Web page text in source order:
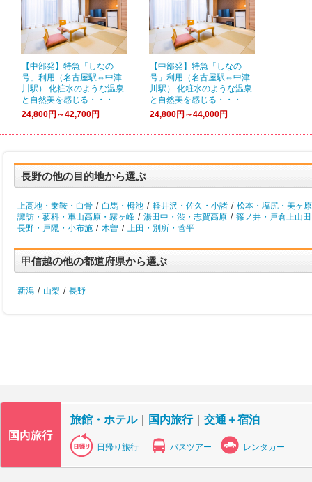
【中部発】特急「しなの
号」利用（名古屋駅⇔中津
川駅） 化粧水のような温泉
と自然美を感じる・・・
24,800円～42,700円
【中部発】特急「しなの
号」利用（名古屋駅⇔中津
川駅） 化粧水のような温泉
と自然美を感じる・・・
24,800円～44,000円
長野の他の目的地から選ぶ
上高地・乗鞍・白骨 / 白馬・栂池 / 軽井沢・佐久・小諸 / 松本・塩尻・美ヶ原
諏訪・蓼科・車山高原・霧ヶ峰 / 湯田中・渋・志賀高原 / 篠ノ井・戸倉上山田
長野・戸隠・小布施 / 木曽 / 上田・別所・菅平
甲信越の他の都道府県から選ぶ
新潟 / 山梨 / 長野
旅館・ホテル｜ 国内旅行｜ 交通＋宿泊
日帰り旅行 バスツアー レンタカー